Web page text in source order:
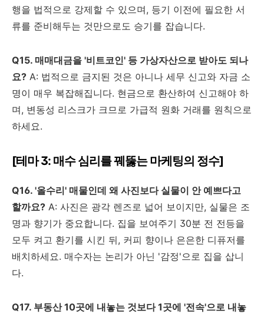
행을 법적으로 강제할 수 있으며, 등기 이전에 필요한 서
류를 준비해두는 것만으로도 승기를 잡습니다.
Q15. 매매대금을 '비트코인' 등 가상자산으로 받아도 되나
요? A: 법적으로 금지된 것은 아니나 세무 신고와 자금 소
명이 매우 복잡해집니다. 현금으로 환산하여 신고해야 하
며, 변동성 리스크가 크므로 가급적 원화 거래를 원칙으로
하세요.
[테마 3: 매수 심리를 꿰뚫는 마케팅의 정수]
Q16. '올수리' 매물인데 왜 사진보다 실물이 안 예쁘다고
할까요? A: 사진은 광각 렌즈로 넓어 보이지만, 실물은 조
명과 향기가 중요합니다. 집을 보여주기 30분 전 전등을
모두 켜고 환기를 시킨 뒤, 커피 향이나 은은한 디퓨저를
배치하세요. 매수자는 논리가 아닌 '감정'으로 집을 삽니
다.
Q17. 부동산 10곳에 내놓는 것보다 1곳에 '전속'으로 내놓